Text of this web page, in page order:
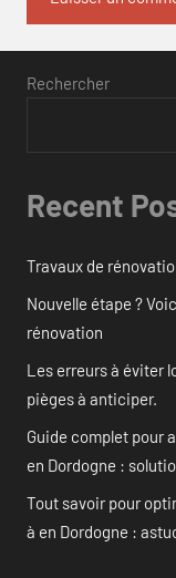
Rechercher
Recent
Travaux de
Nouvelle étape ?
rénovation
Les erreurs à éviter
pièges à anticiper.
Guide complet pour
en Dordogne :
Tout savoir pour
à en Dordogne :